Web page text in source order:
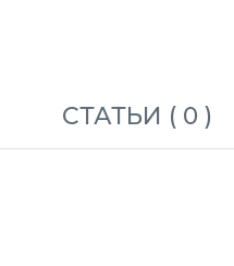
СТАТЬИ ( 0 )